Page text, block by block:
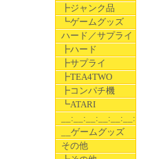
┣ジャンク品
┗ゲームグッズ
ハード／サプライ
┣ハード
┣サプライ
┣TEA4TWO
┣コンパチ機
┗ATARI
__:__:__:__:__:__:__
__ゲームグッズ
その他